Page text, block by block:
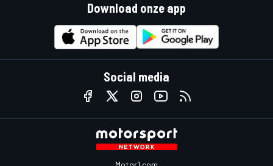
Download onze app
Social media